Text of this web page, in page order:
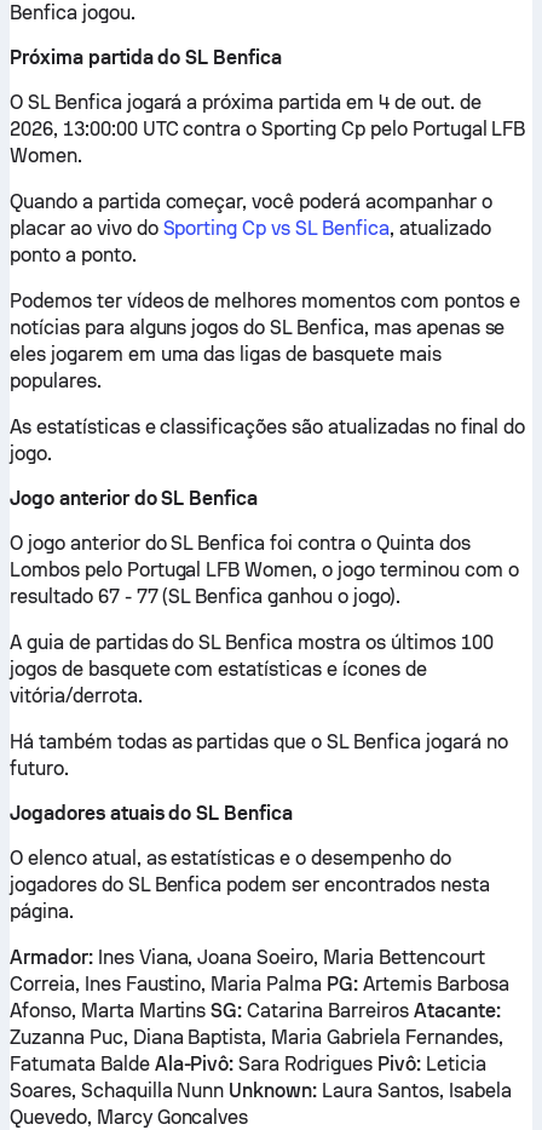
Benfica jogou.
Próxima partida do SL Benfica
O SL Benfica jogará a próxima partida em 4 de out. de
2026, 13:00:00 UTC contra o Sporting Cp pelo Portugal LFB
Women.
Quando a partida começar, você poderá acompanhar o
placar ao vivo do Sporting Cp vs SL Benfica, atualizado
ponto a ponto.
Podemos ter vídeos de melhores momentos com pontos e
notícias para alguns jogos do SL Benfica, mas apenas se
eles jogarem em uma das ligas de basquete mais
populares.
As estatísticas e classificações são atualizadas no final do
jogo.
Jogo anterior do SL Benfica
O jogo anterior do SL Benfica foi contra o Quinta dos
Lombos pelo Portugal LFB Women, o jogo terminou com o
resultado 67 - 77 (SL Benfica ganhou o jogo).
A guia de partidas do SL Benfica mostra os últimos 100
jogos de basquete com estatísticas e ícones de
vitória/derrota.
Há também todas as partidas que o SL Benfica jogará no
futuro.
Jogadores atuais do SL Benfica
O elenco atual, as estatísticas e o desempenho do
jogadores do SL Benfica podem ser encontrados nesta
página.
Armador:Ines Viana, Joana Soeiro, Maria Bettencourt
Correia, Ines Faustino, Maria Palma PG:Artemis Barbosa
Afonso, Marta MartinsSG: Catarina Barreiros Atacante:
Zuzanna Puc, Diana Baptista, Maria Gabriela Fernandes,
Fatumata Balde Ala-Pivô: Sara Rodrigues Pivô:Leticia
Soares, Schaquilla Nunn Unknown: Laura Santos, Isabela
Quevedo, Marcy Goncalves